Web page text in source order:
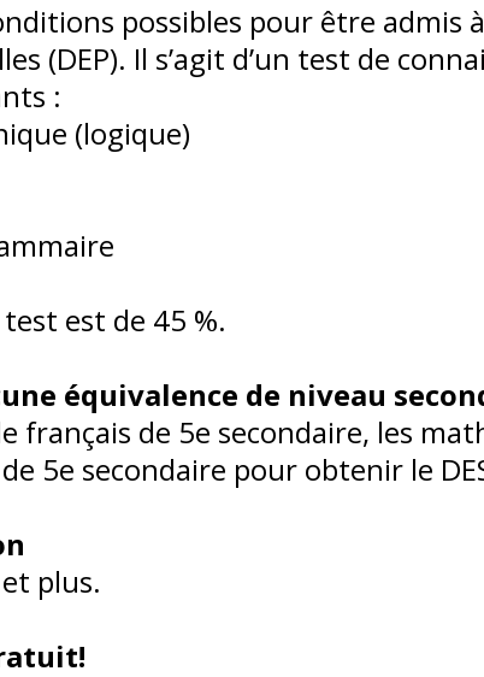
possibles pour être admis
(DEP). Il s’agit d’un test de
:
(logique)
est de 45 %.
équivalence de niveau
français de 5e secondaire, les
5e secondaire pour obtenir le
plus.